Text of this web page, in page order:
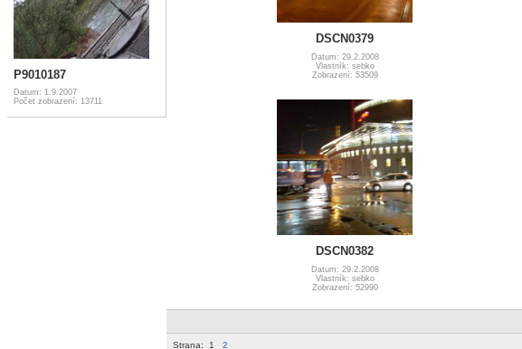
P9010187
Datum: 1.9.2007
Počet zobrazení: 13711
DSCN0379
Datum: 29.2.2008
Vlastník: sebko
Zobrazení: 53509
DSCN0382
Datum: 29.2.2008
Vlastník: sebko
Zobrazení: 52990
Strana: 1 2